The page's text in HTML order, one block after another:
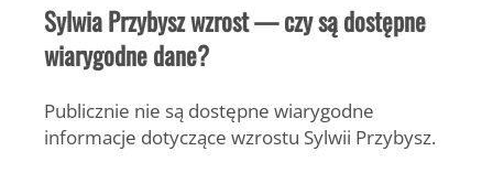
Sylwia Przybysz wzrost — czy są dostępne
wiarygodne dane?
Publicznie nie są dostępne wiarygodne
informacje dotyczące wzrostu Sylwii Przybysz.